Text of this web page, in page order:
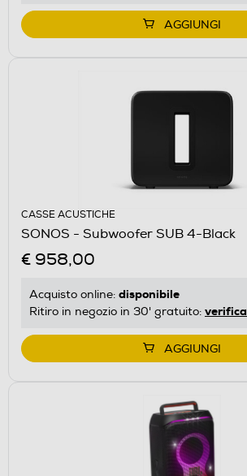
AGGIUNGI
CASSE ACUSTICHE
SONOS - Subwoofer SUB 4-Black
€ 958,00
Acquisto online: disponibile
Ritiro in negozio in 30' gratuito: verifica
AGGIUNGI